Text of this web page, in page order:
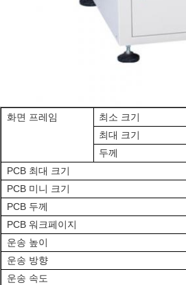
화면 프레임 최소 크기
최대 크기
두께
PCB 최대 크기
PCB 미니 크기
PCB 두께
PCB 워크페이지
운송 높이
운송 방향
운송 속도